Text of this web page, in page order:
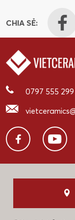
CHIA SẺ:
0797 555 299